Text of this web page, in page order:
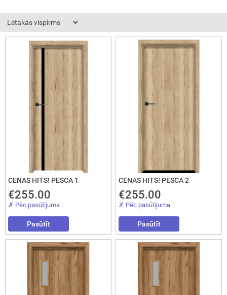
CENAS HITS! PESCA 1
€255.00
✗ Pēc pasūtījuma
Pasūtīt
CENAS HITS! PESCA 2
€255.00
✗ Pēc pasūtījuma
Pasūtīt
durvis
durvis (durvis-grāmatiņa)